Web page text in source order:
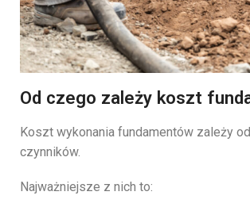
Od czego zależy koszt
Koszt wykonania fundamentów zależy od
czynników.
Najważniejsze z nich to: